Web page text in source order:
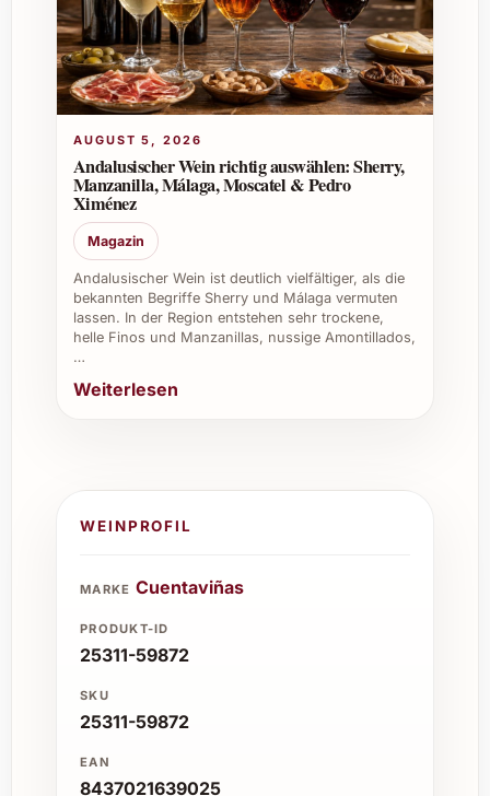
Bestellen Sie Cuentaviñas El Tiznado 2022
und entdecken Sie die Lebendigkeit
spanischer Weinkunst – ein Genuss, der
einmalig ist und immer wieder Freude
bereitet!
AUGUST 5, 2026
Andalusischer Wein richtig auswählen: Sherry,
Manzanilla, Málaga, Moscatel & Pedro
Ximénez
Magazin
Andalusischer Wein ist deutlich vielfältiger, als die
bekannten Begriffe Sherry und Málaga vermuten
lassen. In der Region entstehen sehr trockene,
helle Finos und Manzanillas, nussige Amontillados,
…
Weiterlesen
WEINPROFIL
MARKE Cuentaviñas
PRODUKT-ID
25311-59872
SKU
25311-59872
EAN
8437021639025